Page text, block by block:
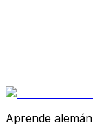
Aprende